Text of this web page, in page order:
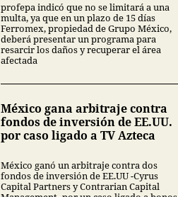
profepa indicó que no se limitará a una
multa, ya que en un plazo de 15 días
Ferromex, propiedad de Grupo México,
deberá presentar un programa para
resarcir los daños y recuperar el área
afectada
México gana arbitraje contra
fondos de inversión de EE.UU.
por caso ligado a TV Azteca
México ganó un arbitraje contra dos
fondos de inversión de EE.UU -Cyrus
Capital Partners y Contrarian Capital